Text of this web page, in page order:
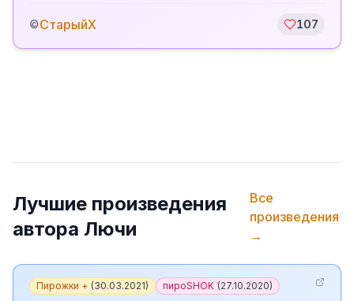
©СтарыйХ 107
Лучшие произведения
автора Лючи
Все
произведения
→
Пирожки + (30.03.2021) пироSHOK (27.10.2020)